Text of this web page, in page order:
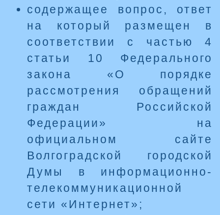
содержащее вопрос, ответ
на который размещен в
соответствии с частью 4
статьи 10 Федерального
закона «О порядке
рассмотрения обращений
граждан Российской
Федерации» на
официальном сайте
Волгоградской городской
Думы в информационно-
телекоммуникационной
сети «Интернет»;